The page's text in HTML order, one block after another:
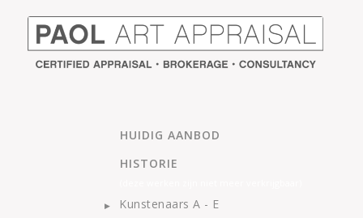
HUIDIG AANBOD
HISTORIE
Kunstenaars A - E